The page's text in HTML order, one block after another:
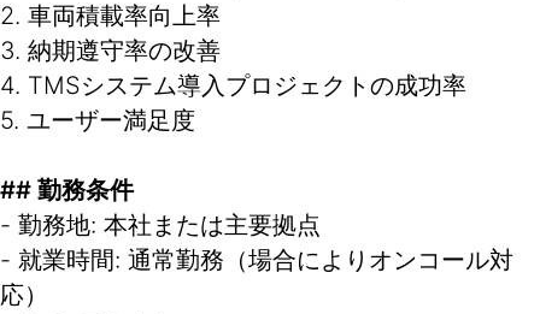
2. 車両積載率向上率
3. 納期遵守率の改善
4. TMSシステム導入プロジェクトの成功率
5. ユーザー満足度
## 勤務条件
- 勤務地: 本社または主要拠点
- 就業時間: 通常勤務（場合によりオンコール対
応）